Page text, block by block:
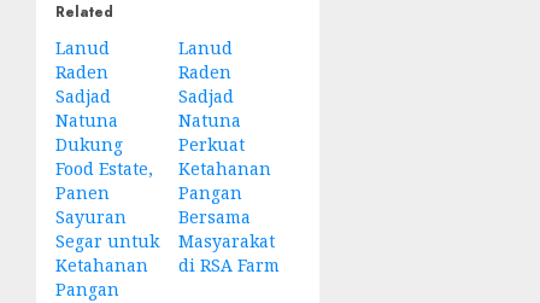
Related
Lanud
Raden
Sadjad
Natuna
Dukung
Food Estate,
Panen
Sayuran
Segar untuk
Ketahanan
Pangan
Lanud
Raden
Sadjad
Natuna
Perkuat
Ketahanan
Pangan
Bersama
Masyarakat
di RSA Farm